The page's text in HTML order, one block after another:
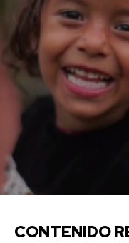
CONTENIDO